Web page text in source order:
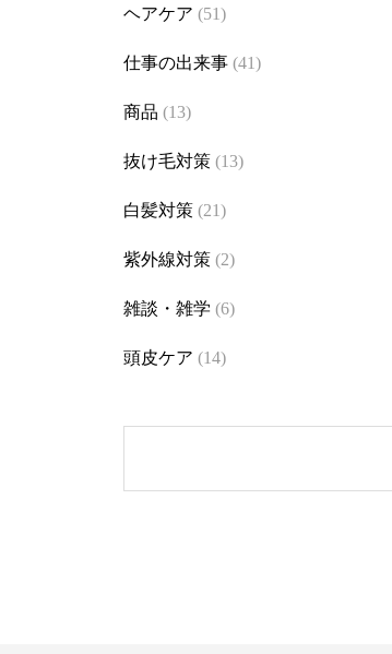
ヘアケア (51)
仕事の出来事 (41)
商品 (13)
抜け毛対策 (13)
白髪対策 (21)
紫外線対策 (2)
雑談・雑学 (6)
頭皮ケア (14)